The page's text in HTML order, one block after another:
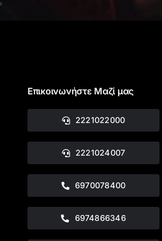
Επικοινωνήστε Μαζί μας
2221022000
2221024007
6970078400
6974866346